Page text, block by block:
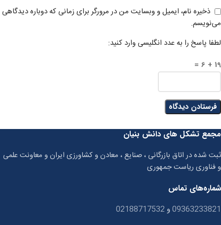
ذخیره نام، ایمیل و وبسایت من در مرورگر برای زمانی که دوباره دیدگاهی
می‌نویسم.
لطفا پاسخ را به عدد انگلیسی وارد کنید:
19 + 6 =
مجمع تشکل های دانش بنیان
ثبت شده در اتاق بازرگانی ، صنایع ، معادن و کشاورزی ایران و معاونت علمی
و فناوری ریاست جمهوری
شماره‌های تماس
09363233821و 02188717532